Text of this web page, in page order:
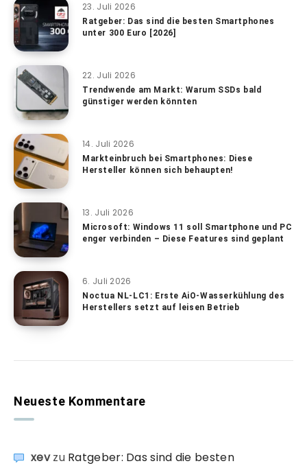
23. Juli 2026
Ratgeber: Das sind die besten Smartphones
unter 300 Euro [2026]
22. Juli 2026
Trendwende am Markt: Warum SSDs bald
günstiger werden könnten
14. Juli 2026
Markteinbruch bei Smartphones: Diese
Hersteller können sich behaupten!
13. Juli 2026
Microsoft: Windows 11 soll Smartphone und PC
enger verbinden – Diese Features sind geplant
6. Juli 2026
Noctua NL-LC1: Erste AiO-Wasserkühlung des
Herstellers setzt auf leisen Betrieb
Neueste Kommentare
xevzu Ratgeber: Das sind die besten